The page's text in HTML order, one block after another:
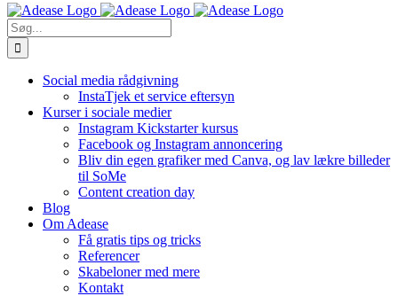
Skip
to
content
Søg
efter:
Social media rådgivning
InstaTjek et service eftersyn
Kurser i sociale medier
Instagram Kickstarter kursus
Facebook og Instagram annoncering
Bliv din egen grafiker med Canva, og lav lækre billeder
til SoMe
Content creation day
Blog
Om Adease
Få gratis tips og tricks
Referencer
Skabeloner med mere
Kontakt